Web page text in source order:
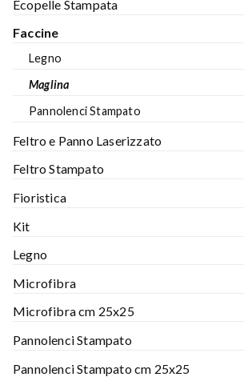
Ecopelle Stampata
Faccine
Legno
Maglina
Pannolenci Stampato
Feltro e Panno Laserizzato
Feltro Stampato
Fioristica
Kit
Legno
Microfibra
Microfibra cm 25x25
Pannolenci Stampato
Pannolenci Stampato cm 25x25